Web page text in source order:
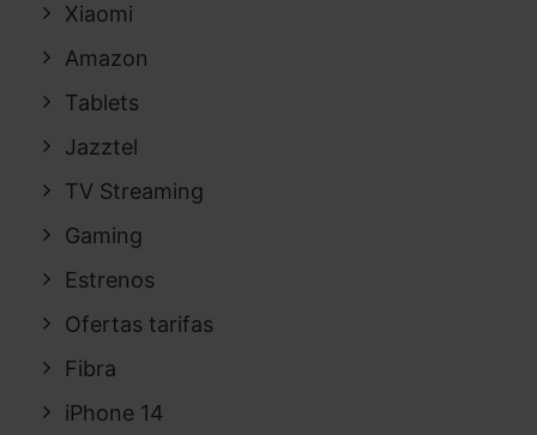
Xiaomi
Amazon
Tablets
Jazztel
TV Streaming
Gaming
Estrenos
Ofertas tarifas
Fibra
iPhone 14